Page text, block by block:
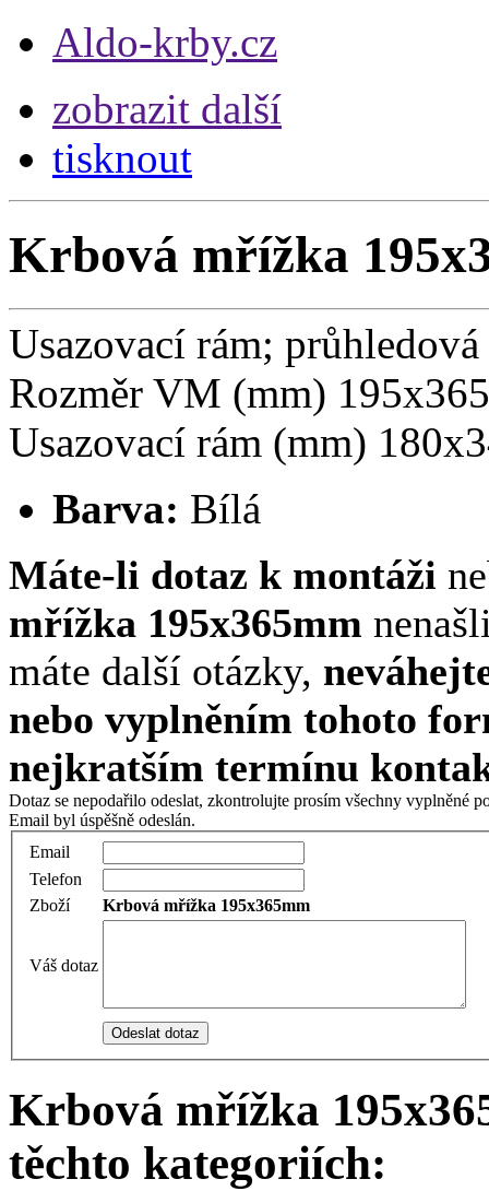
Aldo-krby.cz
zobrazit další
tisknout
Krbová mřížka
Usazovací rám;
Rozměr VM (mm) 195x365
Usazovací rám (mm)
Barva: Bílá
Máte-li dotaz k montáži
mřížka 195x365mm
máte další otázky,
nebo vyplněním tohoto
nejkratším termínu
Dotaz se nepodařilo odeslat, zkontrolujte prosím všechny vyplněné
Email byl úspěšně odeslán.
Email
Telefon
Zboží
Krbová mřížka 195x365mm
Váš dotaz
Odeslat dotaz
Krbová mřížka
těchto kategoriích: